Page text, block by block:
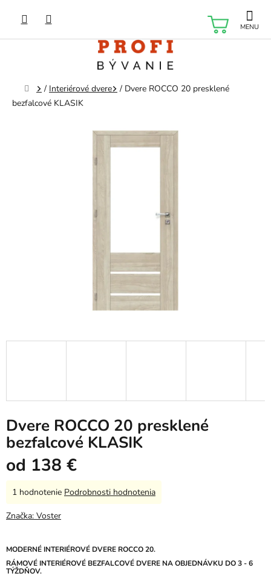
obsah
Domov
/ Interiérové dvere / Dvere ROCCO 20 presklené
bezfalcové KLASIK
Dvere ROCCO 20 presklené
bezfalcové KLASIK
od 138 €
MODERNÉ INTERIÉROVÉ DVERE ROCCO 20.
RÁMOVÉ INTERIÉROVÉ BEZFALCOVÉ DVERE NA OBJEDNÁVKU DO 3 - 6
TÝŽDŇOV.
Priemerné
produktu
z
5
hviezdičiek.
1 hodnotenie Podrobnosti hodnotenia
Značka: Voster